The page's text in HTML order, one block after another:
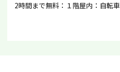
2時間まで無料：１階屋内：自転車